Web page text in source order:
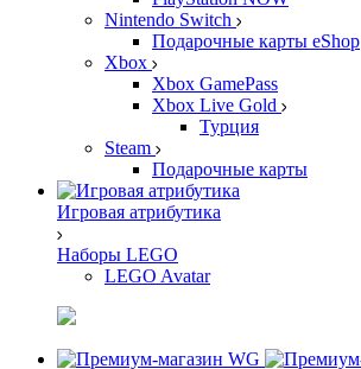
Nintendo Switch
Подарочные карты eShop
Xbox
Xbox GamePass
Xbox Live Gold
Турция
Steam
Подарочные карты
Игровая атрибутика
Наборы LEGO
LEGO Avatar